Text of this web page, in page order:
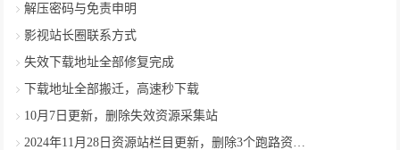
解压密码与免责申明
影视站长圈联系方式
失效下载地址全部修复完成
下载地址全部搬迁，高速秒下载
10月7日更新，删除失效资源采集站